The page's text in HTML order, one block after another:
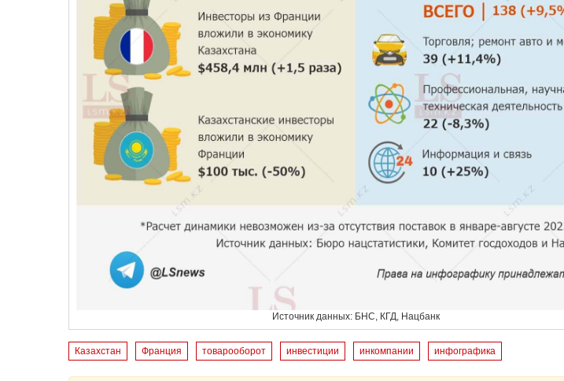
Источник данных: БНС, КГД, Нацбанк
Казахстан Франция товарооборот инвестиции инкомпании инфографика